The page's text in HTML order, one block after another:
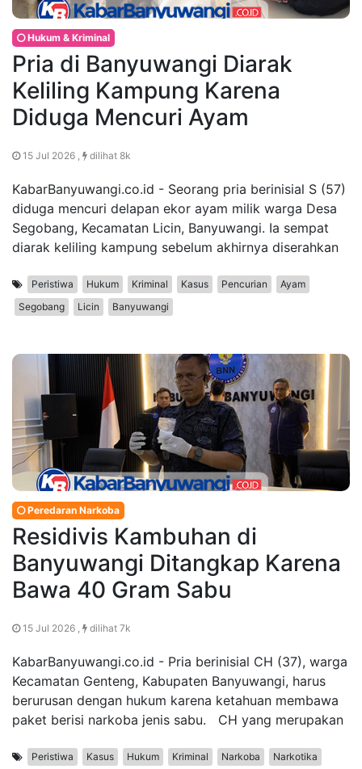
Hukum & Kriminal
Pria di Banyuwangi Diarak
Keliling Kampung Karena
Diduga Mencuri Ayam
15 Jul 2026 , dilihat 8k
KabarBanyuwangi.co.id - Seorang pria berinisial S (57)
diduga mencuri delapan ekor ayam milik warga Desa
Segobang, Kecamatan Licin, Banyuwangi. Ia sempat
diarak keliling kampung sebelum akhirnya diserahkan
Peristiwa Hukum Kriminal Kasus Pencurian
Ayam
Segobang
Licin Banyuwangi
Peredaran Narkoba
Residivis Kambuhan di
Banyuwangi Ditangkap Karena
Bawa 40 Gram Sabu
15 Jul 2026 , dilihat 7k
KabarBanyuwangi.co.id - Pria berinisial CH (37), warga
Kecamatan Genteng, Kabupaten Banyuwangi, harus
berurusan dengan hukum karena ketahuan membawa
paket berisi narkoba jenis sabu. CH yang merupakan
Peristiwa Kasus Hukum Kriminal Narkoba
Narkotika